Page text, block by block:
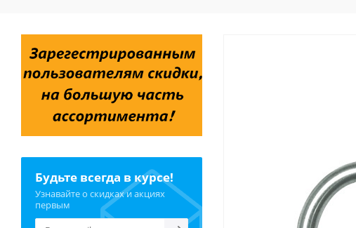
Будьте всегда в курсе!
Узнавайте о скидках и акциях
первым